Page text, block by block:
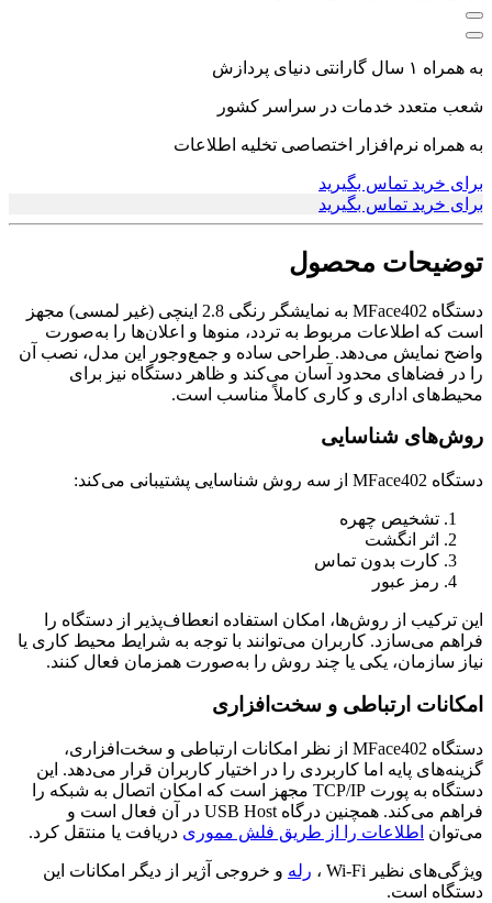
به همراه ۱ سال گارانتی دنیای پردازش
شعب متعدد خدمات در سراسر کشور
به همراه نرم‌افزار اختصاصی تخلیه اطلاعات
برای خرید تماس بگیرید
برای خرید تماس بگیرید
توضیحات محصول
دستگاه MFace402 به نمایشگر رنگی 2.8 اینچی (غیر لمسی) مجهز
است که اطلاعات مربوط به تردد، منوها و اعلان‌ها را به‌صورت
واضح نمایش می‌دهد. طراحی ساده و جمع‌وجور این مدل، نصب آن
را در فضاهای محدود آسان می‌کند و ظاهر دستگاه نیز برای
محیط‌های اداری و کاری کاملاً مناسب است.
روش‌های شناسایی
دستگاه MFace402 از سه روش شناسایی پشتیبانی می‌کند:
تشخیص چهره
اثر انگشت
کارت بدون تماس
رمز عبور
این ترکیب از روش‌ها، امکان استفاده انعطاف‌پذیر از دستگاه را
فراهم می‌سازد. کاربران می‌توانند با توجه به شرایط محیط کاری یا
نیاز سازمان، یکی یا چند روش را به‌صورت همزمان فعال کنند.
امکانات ارتباطی و سخت‌افزاری
دستگاه MFace402 از نظر امکانات ارتباطی و سخت‌افزاری،
گزینه‌های پایه اما کاربردی را در اختیار کاربران قرار می‌دهد. این
دستگاه به پورت TCP/IP مجهز است که امکان اتصال به شبکه را
فراهم می‌کند. همچنین درگاه USB Host در آن فعال است و
می‌توان اطلاعات را از طریق فلش مموری دریافت یا منتقل کرد.
ویژگی‌های نظیر Wi-Fi ، رله و خروجی آژیر از دیگر امکانات این
دستگاه است.